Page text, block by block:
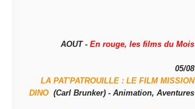
AOUT - En rouge, les films du Mois
05/08
LA PAT'PATROUILLE : LE FILM MISSION
DINO (Carl Brunker) - Animation, Aventures